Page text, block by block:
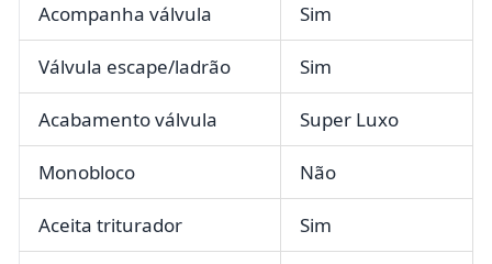
Acompanha válvula Sim
Válvula escape/ladrão Sim
Acabamento válvula Super Luxo
Monobloco Não
Aceita triturador Sim